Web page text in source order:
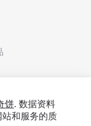
饼. 数据资料
和服务的质